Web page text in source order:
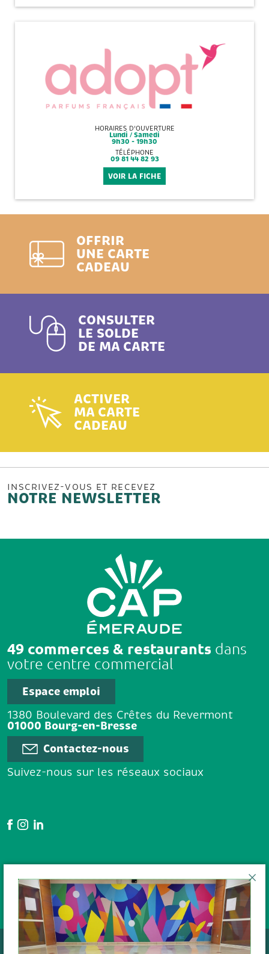
HORAIRES D'OUVERTURE
Lundi / Samedi
9h30 - 19h30
TÉLÉPHONE
09 81 44 82 93
VOIR LA FICHE
OFFRIR
UNE CARTE
CADEAU
CONSULTER
LE SOLDE
DE MA CARTE
ACTIVER
MA CARTE
CADEAU
INSCRIVEZ-VOUS ET RECEVEZ
NOTRE NEWSLETTER
49 commerces & restaurants dans
votre centre commercial
Espace emploi
1380 Boulevard des Crêtes du Revermont
01000 Bourg-en-Bresse
Contactez-nous
Suivez-nous sur les réseaux sociaux
Google Avis
Données personnelles
En poursuivant votre navigation
sur le site, vous acceptez l'
utilisation des cookiespour